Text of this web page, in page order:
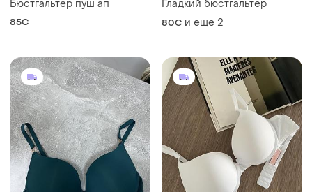
Бюстгальтер пуш ап
85C
Гладкий бюстгальтер
80C и еще 2